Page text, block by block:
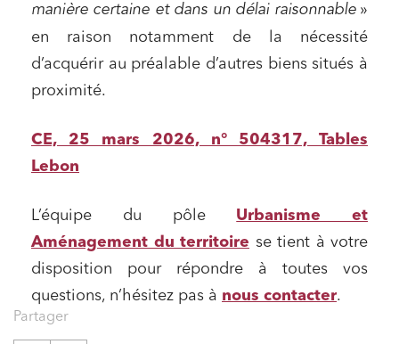
manière certaine et dans un délai raisonnable»
en raison notamment de la nécessité
d’acquérir au préalable d’autres biens situés à
proximité.
CE, 25 mars 2026, n° 504317, Tables
Lebon
L’équipe du pôle Urbanisme et
Aménagement du territoire se tient à votre
disposition pour répondre à toutes vos
questions, n’hésitez pas à nous contacter.
Partager